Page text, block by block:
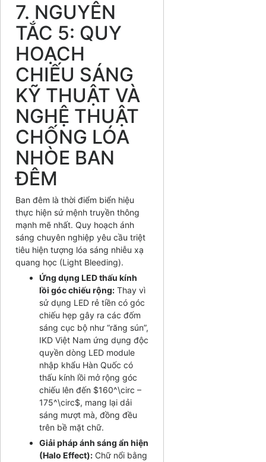
7. NGUYÊN
TẮC 5: QUY
HOẠCH
CHIẾU SÁNG
KỸ THUẬT VÀ
NGHỆ THUẬT
CHỐNG LÓA
NHÒE BAN
ĐÊM
Ban đêm là thời điểm biển hiệu
thực hiện sứ mệnh truyền thông
mạnh mẽ nhất. Quy hoạch ánh
sáng chuyên nghiệp yêu cầu triệt
tiêu hiện tượng lóa sáng nhiễu xạ
quang học (Light Bleeding).
Ứng dụng LED thấu kính
lồi góc chiếu rộng: Thay vì
sử dụng LED rẻ tiền có góc
chiếu hẹp gây ra các đốm
sáng cục bộ như “răng sún”,
IKD Việt Nam ứng dụng độc
quyền dòng LED module
nhập khẩu Hàn Quốc có
thấu kính lồi mở rộng góc
chiếu lên đến $160^\circ –
175^\circ$, mang lại dải
sáng mượt mà, đồng đều
trên bề mặt chữ.
Giải pháp ánh sáng ẩn hiện
(Halo Effect): Chữ nổi bằng